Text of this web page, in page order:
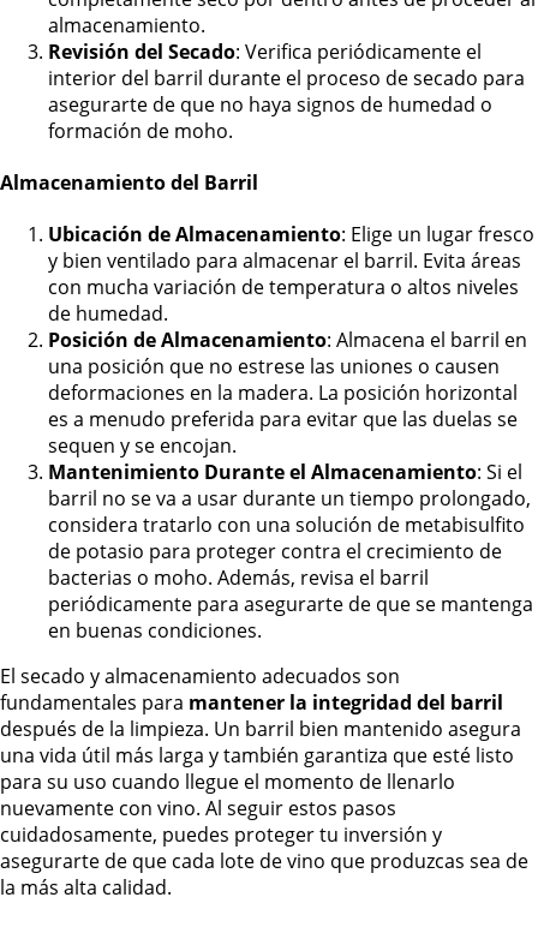
almacenamiento.
Revisión del Secado: Verifica periódicamente el
interior del barril durante el proceso de secado para
asegurarte de que no haya signos de humedad o
formación de moho.
Almacenamiento del Barril
Ubicación de Almacenamiento: Elige un lugar fresco
y bien ventilado para almacenar el barril. Evita áreas
con mucha variación de temperatura o altos niveles
de humedad.
Posición de Almacenamiento: Almacena el barril en
una posición que no estrese las uniones o causen
deformaciones en la madera. La posición horizontal
es a menudo preferida para evitar que las duelas se
sequen y se encojan.
Mantenimiento Durante el Almacenamiento: Si el
barril no se va a usar durante un tiempo prolongado,
considera tratarlo con una solución de metabisulfito
de potasio para proteger contra el crecimiento de
bacterias o moho. Además, revisa el barril
periódicamente para asegurarte de que se mantenga
en buenas condiciones.
El secado y almacenamiento adecuados son
fundamentales para mantener la integridad del barril
después de la limpieza. Un barril bien mantenido asegura
una vida útil más larga y también garantiza que esté listo
para su uso cuando llegue el momento de llenarlo
nuevamente con vino. Al seguir estos pasos
cuidadosamente, puedes proteger tu inversión y
asegurarte de que cada lote de vino que produzcas sea de
la más alta calidad.